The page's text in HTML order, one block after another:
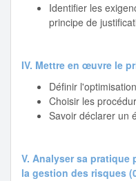
Identifier les
principe de
IV. Mettre en œuvre le
Définir l'optimisation
Choisir les
Savoir déclarer un
V. Analyser sa
la gestion des risques